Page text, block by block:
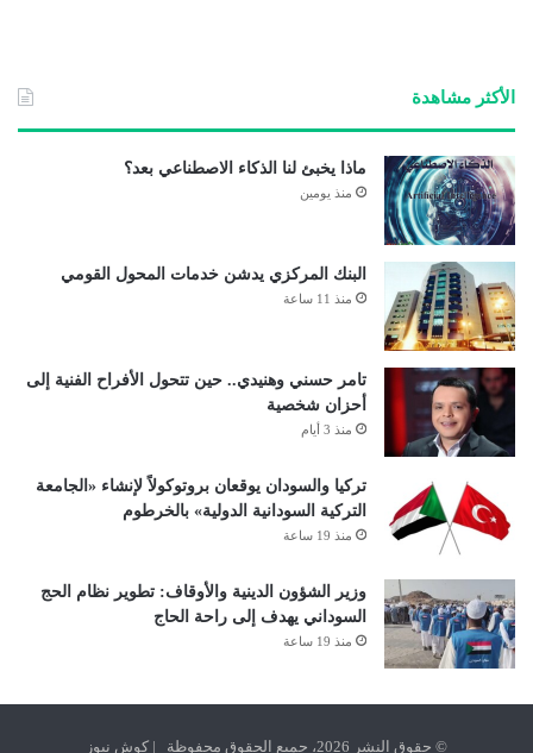
الأكثر مشاهدة
ماذا يخبئ لنا الذكاء الاصطناعي بعد؟
منذ يومين
البنك المركزي يدشن خدمات المحول القومي
منذ 11 ساعة
تامر حسني وهنيدي.. حين تتحول الأفراح الفنية إلى
أحزان شخصية
منذ 3 أيام
تركيا والسودان يوقعان بروتوكولاً لإنشاء «الجامعة
التركية السودانية الدولية» بالخرطوم
منذ 19 ساعة
وزير الشؤون الدينية والأوقاف: تطوير نظام الحج
السوداني يهدف إلى راحة الحاج
منذ 19 ساعة
© حقوق النشر 2026، جميع الحقوق محفوظة | كوش نيوز